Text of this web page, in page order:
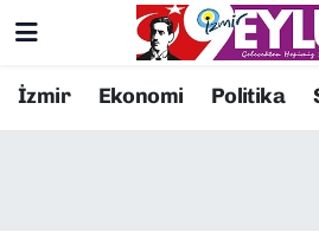
İzmir Ekonomi Politika
Resmi İlanlar
Konak Nöbetçi Eczaneler